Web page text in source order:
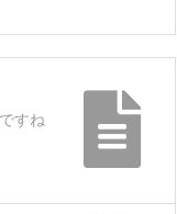
すね